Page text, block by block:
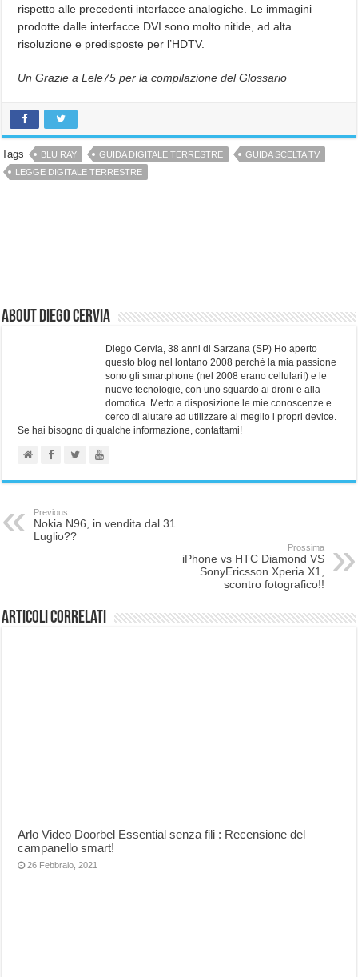
rispetto alle precedenti interfacce analogiche. Le immagini
prodotte dalle interfacce DVI sono molto nitide, ad alta
risoluzione e predisposte per l’HDTV.
Un Grazie a Lele75 per la compilazione del Glossario
Tags BLU RAY GUIDA DIGITALE TERRESTRE
GUIDA SCELTA TV
LEGGE DIGITALE TERRESTRE
About Diego Cervia
Diego Cervia, 38 anni di Sarzana (SP) Ho aperto
questo blog nel lontano 2008 perchè la mia passione
sono gli smartphone (nel 2008 erano cellulari!) e le
nuove tecnologie, con uno sguardo ai droni e alla
domotica. Metto a disposizione le mie conoscenze e
cerco di aiutare ad utilizzare al meglio i propri device.
Se hai bisogno di qualche informazione, contattami!
Previous
Nokia N96, in vendita dal 31
Luglio??
Prossima
iPhone vs HTC Diamond VS
SonyEricsson Xperia X1,
scontro fotografico!!
Articoli correlati
Arlo Video Doorbel Essential senza fili : Recensione del
campanello smart!
26 Febbraio, 2021